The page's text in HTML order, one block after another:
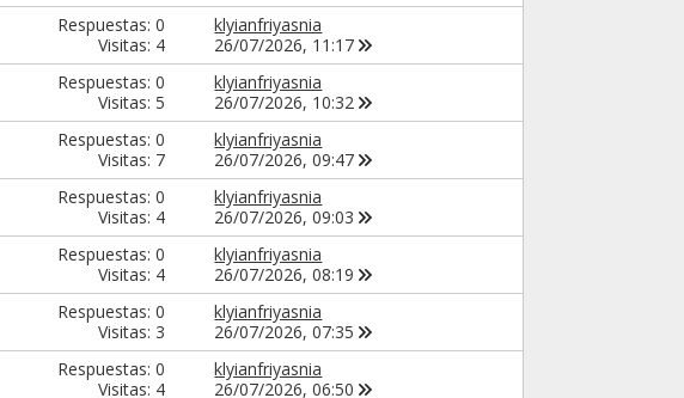
Respuestas: 0
Visitas: 4
klyianfriyasnia
26/07/2026, 11:17
Respuestas: 0
Visitas: 5
klyianfriyasnia
26/07/2026, 10:32
Respuestas: 0
Visitas: 7
klyianfriyasnia
26/07/2026,09:47
Respuestas: 0
Visitas: 4
klyianfriyasnia
26/07/2026,09:03
Respuestas: 0
Visitas: 4
klyianfriyasnia
26/07/2026,08:19
Respuestas: 0
Visitas: 3
klyianfriyasnia
26/07/2026,07:35
Respuestas: 0
Visitas: 4
klyianfriyasnia
26/07/2026,06:50